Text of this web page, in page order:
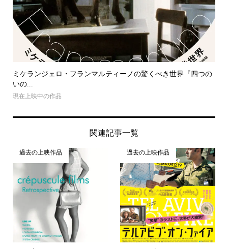
ミケランジェロ・フランマルティーノの驚くべき世界『四つの
いの...
現在上映中の作品
関連記事一覧
過去の上映作品 過去の上映作品